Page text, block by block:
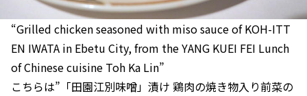
“Grilled chicken seasoned with miso sauce of KOH-ITT
EN IWATA in Ebetu City, from the YANG KUEI FEI Lunch
of Chinese cuisine Toh Ka Lin”
こちらは”「田園江別味噌」漬け 鶏肉の焼き物入り前菜の